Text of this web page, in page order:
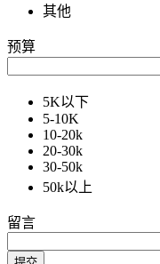
其他
预算
5K以下
5-10K
10-20k
20-30k
30-50k
50k以上
留言